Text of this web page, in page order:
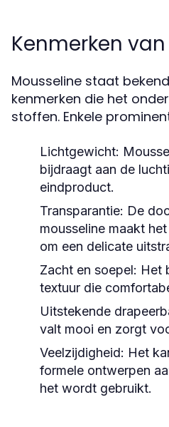
Kenmerken
Mousseline staat
kenmerken die het
stoffen. Enkele
Lichtgewicht:
bijdraagt aan de
eindproduct.
Transparantie: De
mousseline maakt
om een delicate
Zacht en soepel: Het
textuur die
Uitstekende
valt mooi en zorgt
Veelzijdigheid: Het
formele ontwerpen
het wordt gebruikt.